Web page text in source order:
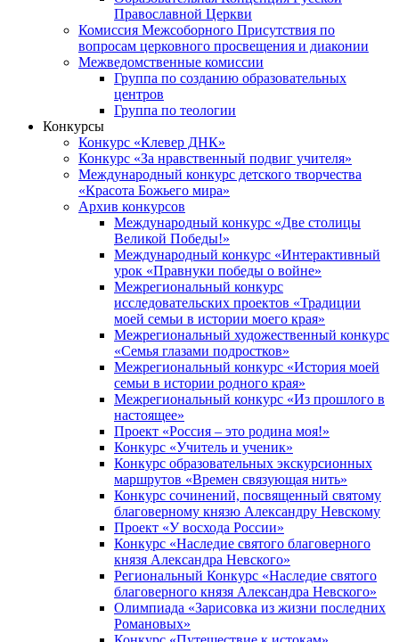
Православной Церкви
Комиссия Межсоборного Присутствия по
вопросам церковного просвещения и диаконии
Межведомственные комиссии
Группа по созданию образовательных
центров
Группа по теологии
Конкурсы
Конкурс «Клевер ДНК»
Конкурс «За нравственный подвиг учителя»
Международный конкурс детского творчества
«Красота Божьего мира»
Архив конкурсов
Международный конкурс «Две столицы
Великой Победы!»
Международный конкурс «Интерактивный
урок «Правнуки победы о войне»
Межрегиональный конкурс
исследовательских проектов «Традиции
моей семьи в истории моего края»
Межрегиональный художественный конкурс
«Семья глазами подростков»
Межрегиональный конкурс «История моей
семьи в истории родного края»
Межрегиональный конкурс «Из прошлого в
настоящее»
Проект «Россия – это родина моя!»
Конкурс «Учитель и ученик»
Конкурс образовательных экскурсионных
маршрутов «Времен связующая нить»
Конкурс сочинений, посвященный святому
благоверному князю Александру Невскому
Проект «У восхода России»
Конкурс «Наследие святого благоверного
князя Александра Невского»
Региональный Конкурс «Наследие святого
благоверного князя Александра Невского»
Олимпиада «Зарисовка из жизни последних
Романовых»